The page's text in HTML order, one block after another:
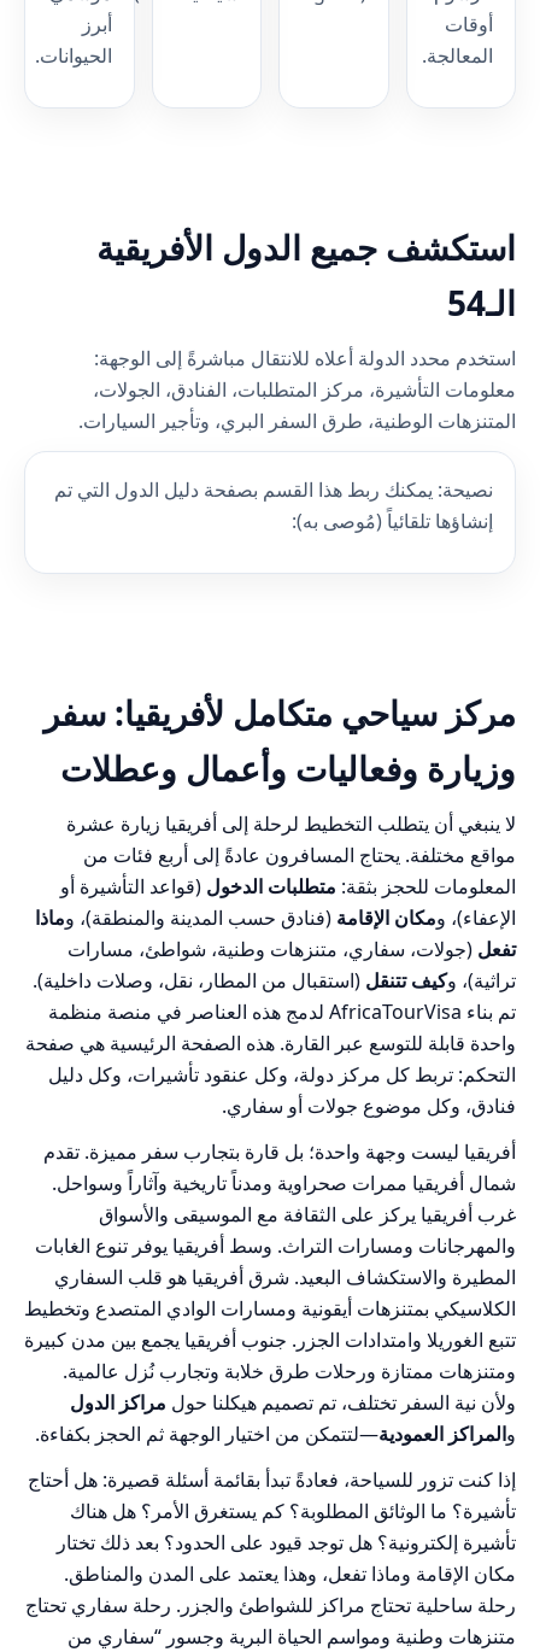
أوقات
المعالجة.
أبرز
الحيوانات.
استكشف جميع الدول الأفريقية
الـ54
استخدم محدد الدولة أعلاه للانتقال مباشرةً إلى الوجهة:
معلومات التأشيرة، مركز المتطلبات، الفنادق، الجولات،
المتنزهات الوطنية، طرق السفر البري، وتأجير السيارات.
نصيحة: يمكنك ربط هذا القسم بصفحة دليل الدول التي تم
إنشاؤها تلقائياً (مُوصى به):
مركز سياحي متكامل لأفريقيا: سفر
وزيارة وفعاليات وأعمال وعطلات
لا ينبغي أن يتطلب التخطيط لرحلة إلى أفريقيا زيارة عشرة
مواقع مختلفة. يحتاج المسافرون عادةً إلى أربع فئات من
المعلومات للحجز بثقة: متطلبات الدخول (قواعد التأشيرة أو
الإعفاء)، ومكان الإقامة (فنادق حسب المدينة والمنطقة)، وماذا
تفعل (جولات، سفاري، متنزهات وطنية، شواطئ، مسارات
تراثية)، وكيف تتنقل (استقبال من المطار، نقل، وصلات داخلية).
تم بناء AfricaTourVisa لدمج هذه العناصر في منصة منظمة
واحدة قابلة للتوسع عبر القارة. هذه الصفحة الرئيسية هي صفحة
التحكم: تربط كل مركز دولة، وكل عنقود تأشيرات، وكل دليل
فنادق، وكل موضوع جولات أو سفاري.
أفريقيا ليست وجهة واحدة؛ بل قارة بتجارب سفر مميزة. تقدم
شمال أفريقيا ممرات صحراوية ومدناً تاريخية وآثاراً وسواحل.
غرب أفريقيا يركز على الثقافة مع الموسيقى والأسواق
والمهرجانات ومسارات التراث. وسط أفريقيا يوفر تنوع الغابات
المطيرة والاستكشاف البعيد. شرق أفريقيا هو قلب السفاري
الكلاسيكي بمتنزهات أيقونية ومسارات الوادي المتصدع وتخطيط
تتبع الغوريلا وامتدادات الجزر. جنوب أفريقيا يجمع بين مدن كبيرة
ومتنزهات ممتازة ورحلات طرق خلابة وتجارب نُزل عالمية.
ولأن نية السفر تختلف، تم تصميم هيكلنا حول مراكز الدول
والمراكز العمودية—لتتمكن من اختيار الوجهة ثم الحجز بكفاءة.
إذا كنت تزور للسياحة، فعادةً تبدأ بقائمة أسئلة قصيرة: هل أحتاج
تأشيرة؟ ما الوثائق المطلوبة؟ كم يستغرق الأمر؟ هل هناك
تأشيرة إلكترونية؟ هل توجد قيود على الحدود؟ بعد ذلك تختار
مكان الإقامة وماذا تفعل، وهذا يعتمد على المدن والمناطق.
رحلة ساحلية تحتاج مراكز للشواطئ والجزر. رحلة سفاري تحتاج
متنزهات وطنية ومواسم الحياة البرية وجسور “سفاري من